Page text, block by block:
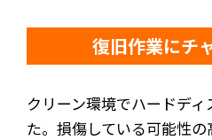
復旧作業にチ
クリーン環境でハードデ
た。損傷している可能性